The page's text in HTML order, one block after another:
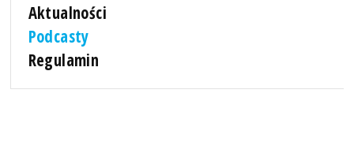
Aktualności
Podcasty
Regulamin